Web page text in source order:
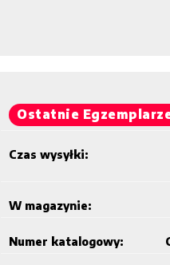
Ostatnie
Czas wysyłki:
W magazynie:
Numer katalogowy: